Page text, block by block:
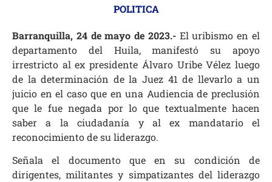
POLITICA
Barranquilla, 24 de mayo de 2023.-El uribismo en el
departamento del Huila, manifestó su apoyo
irrestricto al ex presidente Álvaro Uribe Vélez luego
de la determinación de la Juez 41 de llevarlo a un
juicio en el caso que en una Audiencia de preclusión
que le fue negada por lo que textualmente hacen
saber a la ciudadanía y al ex mandatario el
reconocimiento de su liderazgo.
Señala el documento que en su condición de
dirigentes, militantes y simpatizantes del liderazgo